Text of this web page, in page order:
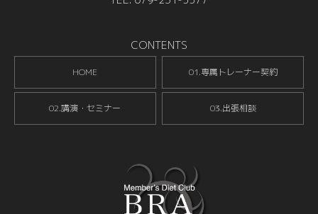
CONTENTS
HOME 01.専属トレーナー契約
02.講演・セミナー 03.出張相談